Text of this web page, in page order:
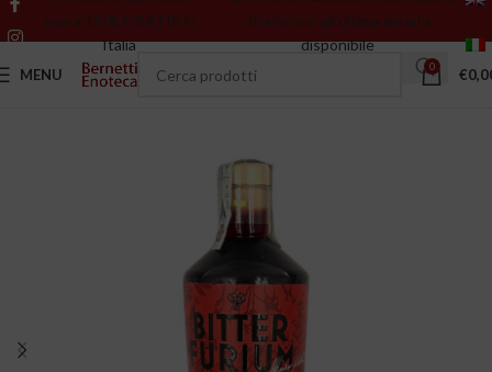
sopra 150€ GRATIS in
Italia
riferiscono all’ultima annata
disponibile
MENU 0 €